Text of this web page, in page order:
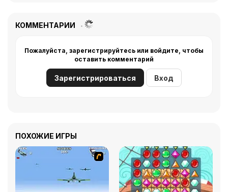
КОММЕНТАРИИ
Пожалуйста, зарегистрируйтесь или войдите, чтобы
оставить комментарий
Зарегистрироваться Вход
ПОХОЖИЕ ИГРЫ